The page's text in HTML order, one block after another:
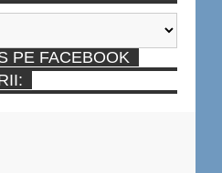
PE FACEBOOK